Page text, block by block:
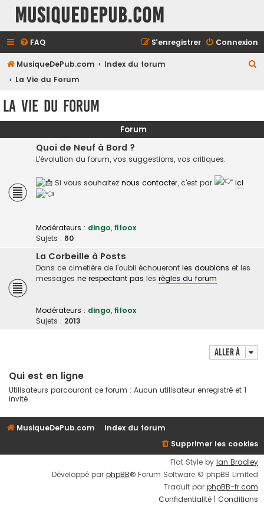
MusiqueDePub.com
FAQ Connexion
S’enregistrer
MusiqueDePub.com
Index du forum
La Vie du Forum
r
La Vie du Forum
Forum
Quoi de Neuf à Bord ?
L'évolution du forum, vos suggestions, vos critiques.
Si vous souhaitez nous contacter, c'est par ici
Modérateurs : dingo, fifoox
Sujets : 80
La Corbeille à Posts
Dans ce cimetière de l'oubli échoueront les doublons et les
messages ne respectant pas les règles du forum
Modérateurs : dingo, fifoox
Sujets : 2013
Aller à
Qui est en ligne
Utilisateurs parcourant ce forum : Aucun utilisateur enregistré et 1
invité
MusiqueDePub.com
Index du forum
Supprimer les cookies
Flat Style by Ian Bradley
Développé par phpBB® Forum Software © phpBB Limited
Traduit par phpBB-fr.com
Confidentialité | Conditions